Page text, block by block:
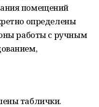
помещений
определены
работы с ручным
таблички.